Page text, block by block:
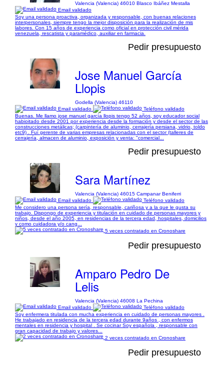
Valencia (Valencia) 46010 Blasco Ibáñez Mestalla
Email validado
Soy una persona proactiva, organizada y responsable, con buenas relaciones
interpersonales, siempre tengo la mejor disposición para la realización de mis
labores. Con 15 años de experiencia como oficial en protección civil mérida
venezuela, rescatista y paramédico, auxiliar en farmacia.
Pedir presupuesto
Jose Manuel García
Llopis
Godella (Valencia) 46110
Email validado
Teléfono validado
Buenas. Me llamo jose manuel garcía llopis tengo 52 años, soy educador social
habioitado desde 2001 por experiencia desde la formación y desde el sector de las
construcciones metálicas; (carpintería de aluminio, cerrajería persiana, vidrio, toldo
etc9) . Fuí gerente de varias empresas relacionadas con el sector (talleres de
cerrajería, almacen de aluminio, exposición y venta: "comercial...
Pedir presupuesto
Sara Martínez
Valencia (Valencia) 46015 Campanar Beniferri
Email validado
Teléfono validado
Me considero una persona sería, responsable, cariñosa y a la que le gusta su
trabajo. Dispongo de experiencia y titulación en cuidado de personas mayores y
niños, desde el año 2005, en residencias de la tercera edad, hospitales, domicilios
y como cuidadora y/o cang...
5 veces contratado en Cronoshare
Pedir presupuesto
Amparo Pedro De
Lelis
Valencia (Valencia) 46008 La Pechina
Email validado
Teléfono validado
Soy enfermera titulada con mucha experiencia en cuidado de personas mayores .
He trabajado en residencia de la tercera edad durante 9años , con enfermos
mentales en residencia y hospital . Se cocinar Soy española , responsable con
gran capacidad de trabajo y valores...
2 veces contratado en Cronoshare
Pedir presupuesto